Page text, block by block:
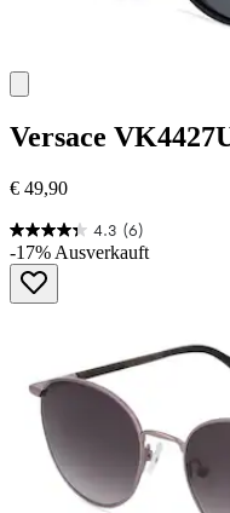
Versace
€ 49,90
4.3 (6)
4.3
von
Sternen.
-17% Ausverkauft